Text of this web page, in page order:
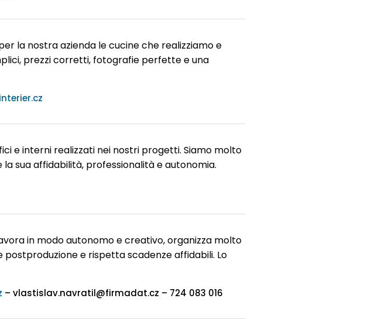
la nostra azienda le cucine che realizziamo e
prezzi corretti, fotografie perfette e una
e interni realizzati nei nostri progetti. Siamo molto
sua affidabilità, professionalità e autonomia.
in modo autonomo e creativo, organizza molto
e rispetta scadenze affidabili. Lo
– vlastislav.navratil@firmadat.cz – 724 083 016